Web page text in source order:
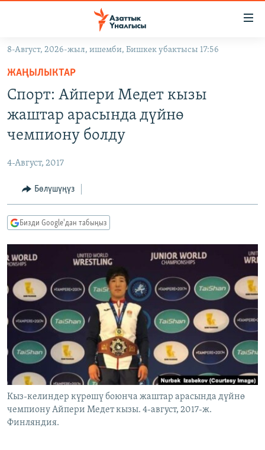
Навигацияга
өтүңүз
Издөөгө
салыңызКЫРГЫЗСТАН
МАДАНИЯТ
ДҮЙНӨ
ТВ ПРОГРАММАЛАР
БҮГҮН АЗАТТЫКТА
ДАНИСТЕ
ЭЖЕ-СИҢДИЛЕР
АЗАТТЫК+
ЫҢГАЙСЫЗ СУРООЛОР
ПОДКАСТ
Русский
ЭЕ/АРнун бардык сайттары
8-Август, 2026-жыл, ишемби, Бишкек убактысы 17:56
ЖАҢЫЛЫКТАР
Спорт: Айпери Медет кызы
жаштар арасында дүйнө
чемпиону болду
4-Август, 2017
Бөлүшүңүз
Бизди Google'дан табыңыз
Кыз-келиндер күрөшү боюнча жаштар арасында дүйнө
чемпиону Айпери Медет кызы. 4-август, 2017-ж.
Финляндия.